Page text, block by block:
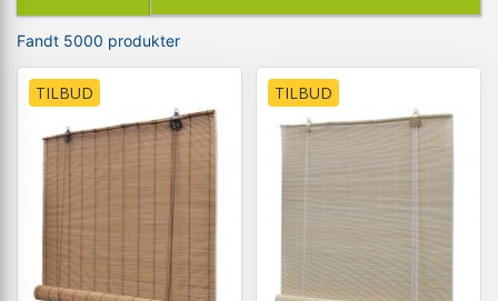
Fandt 5000 produkter
TILBUD TILBUD